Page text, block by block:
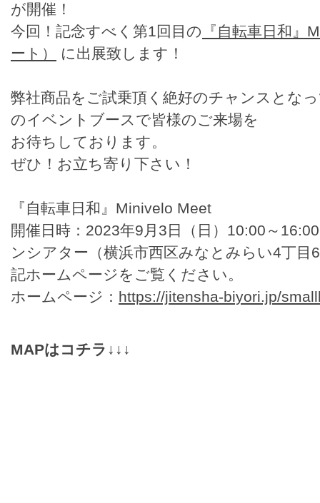
が開催！
今回！記念すべく第1回目の 『自転車日和
ート）
に出展致します！
弊社商品をご試乗頂く絶好のチャンスとな
のイベントブースで皆様のご来場を
お待ちしております。
ぜひ！お立ち寄り下さい！
『自転車日和』Minivelo Meet
開催日時：2023年9月3日（日）10:00～
ンシアター（横浜市西区みなとみらい4丁目
記ホームページをご覧ください。
ホームページ： https://jitensha-biyori.jp/
MAPはコチラ↓↓↓